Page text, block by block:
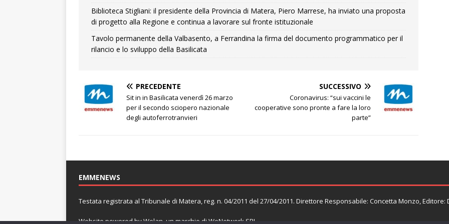
Biblioteca Stigliani: il presidente della Provincia di Matera, Piero Marrese, ha inviato una proposta
di progetto alla Regione e continua a lavorare sul fronte istituzionale
Tavolo permanente della Valbasento, a Ferrandina la firma del documento programmatico per il
rilancio e lo sviluppo della Basilicata
PRECEDENTE
Sit in in Basilicata venerdì 26 marzo
per il secondo sciopero nazionale
degli autoferrotranvieri
SUCCESSIVO
Coronavirus: “sui vaccini le
cooperative sono pronte a fare la loro
parte”
EMMENEWS
Testata registrata al Tribunale di Matera, reg. n. 04/2011 del 27/04/2011. Direttore Responsabile: Concetta Monzo, Editore:
Website powered byWelan , un marchio di WeNetwork SRL